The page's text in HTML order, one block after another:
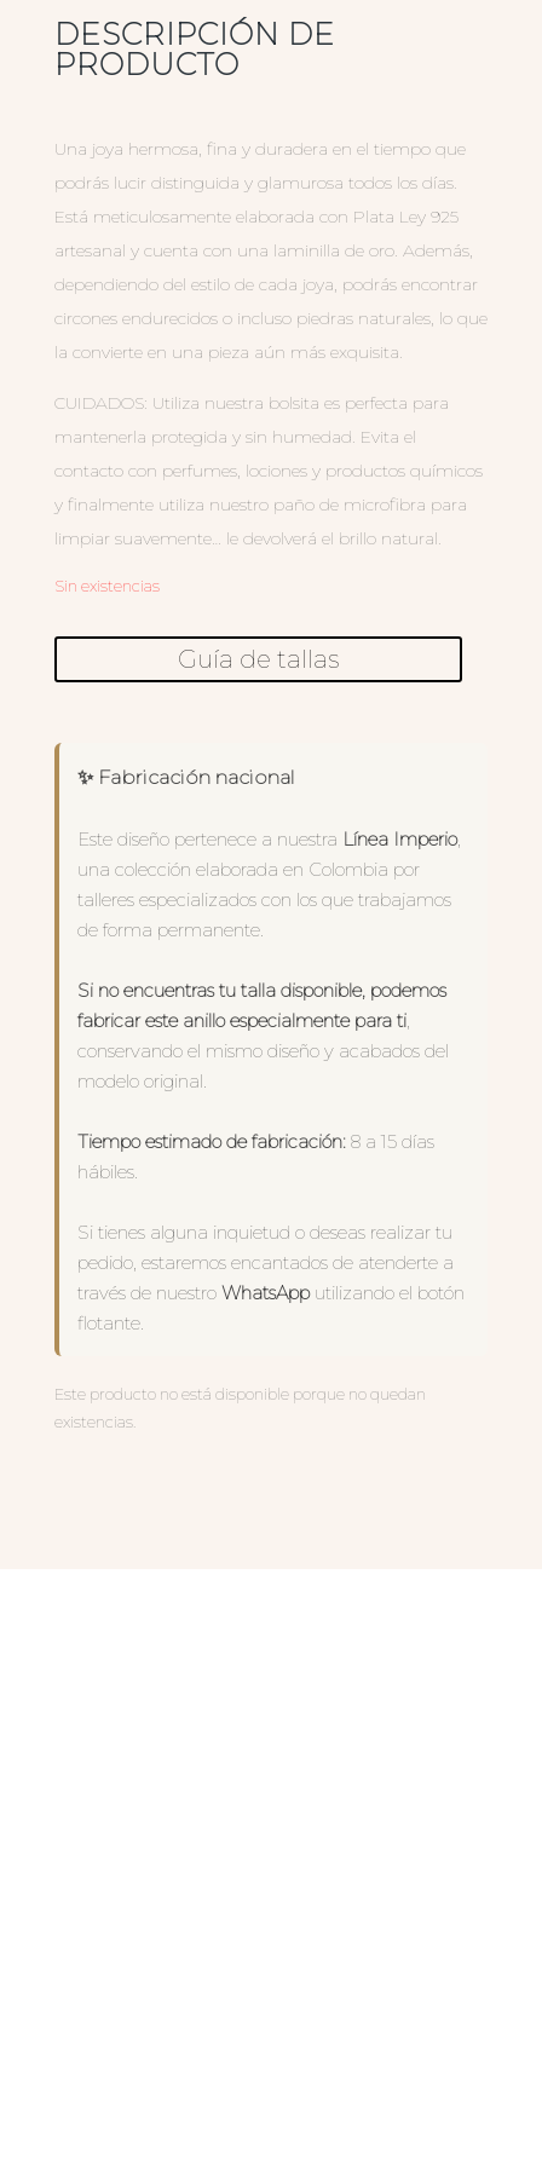
DESCRIPCIÓN DE
PRODUCTO
Una joya hermosa, fina y duradera en el tiempo que
podrás lucir distinguida y glamurosa todos los días.
Está meticulosamente elaborada con Plata Ley 925
artesanal y cuenta con una laminilla de oro. Además,
dependiendo del estilo de cada joya, podrás encontrar
circones endurecidos o incluso piedras naturales, lo que
la convierte en una pieza aún más exquisita.
CUIDADOS: Utiliza nuestra bolsita es perfecta para
mantenerla protegida y sin humedad. Evita el
contacto con perfumes, lociones y productos químicos
y finalmente utiliza nuestro paño de microfibra para
limpiar suavemente… le devolverá el brillo natural.
Sin existencias
Guía de tallas
✨ Fabricación nacional
Este diseño pertenece a nuestra Línea Imperio,
una colección elaborada en Colombia por
talleres especializados con los que trabajamos
de forma permanente.
Si no encuentras tu talla disponible, podemos
fabricar este anillo especialmente para ti,
conservando el mismo diseño y acabados del
modelo original.
Tiempo estimado de fabricación:8 a 15 días
hábiles.
Si tienes alguna inquietud o deseas realizar tu
pedido, estaremos encantados de atenderte a
través de nuestro WhatsApputilizando el botón
flotante.
Este producto no está disponible porque no quedan
existencias.